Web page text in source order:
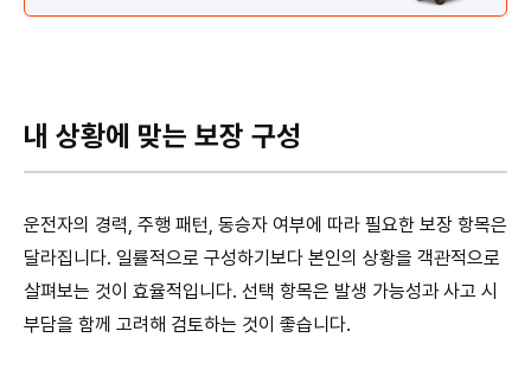
내 상황에 맞는 보장 구성
운전자의 경력, 주행 패턴, 동승자 여부에 따라 필요한 보장 항목은
달라집니다. 일률적으로 구성하기보다 본인의 상황을 객관적으로
살펴보는 것이 효율적입니다. 선택 항목은 발생 가능성과 사고 시
부담을 함께 고려해 검토하는 것이 좋습니다.